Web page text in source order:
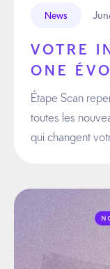
News
VOTRE
ONE
Étape Scan
toutes les
qui changent